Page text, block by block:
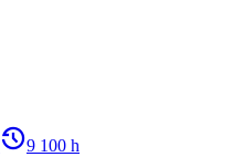
history_29 100 h